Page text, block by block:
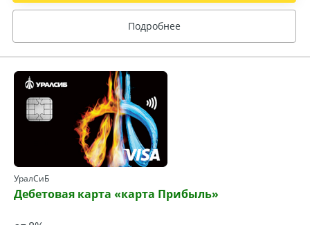
Подробнее
УралСиБ
Дебетовая карта «карта Прибыль»